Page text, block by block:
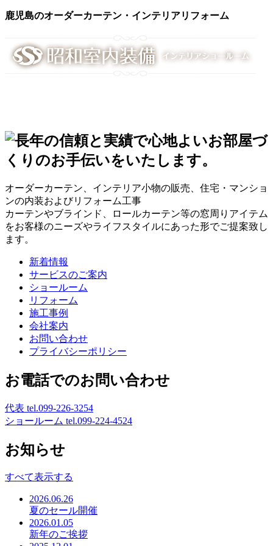
鹿児島のオーダーカーテン・インテリアリフォーム
オーダーカーテン、インテリア小物の販売、住宅・マンショ
ンの内装およびリフォーム工事
カーテンやブラインド、ロールカーテン等の窓周りアイテム
をお客様のニーズやライフスタイルにあった形でご提案致し
ます。
新着情報
サービスのご案内
ショールーム
リフォーム
施工事例
会社案内
お問い合わせ
プライバシーポリシー
お電話でのお問い合わせ
代表 tel.099-226-3254
ショールーム tel.099-224-4524
お知らせ
すべて表示する
2026.06.26
夏のセール開催
2026.01.05
新年のご挨拶